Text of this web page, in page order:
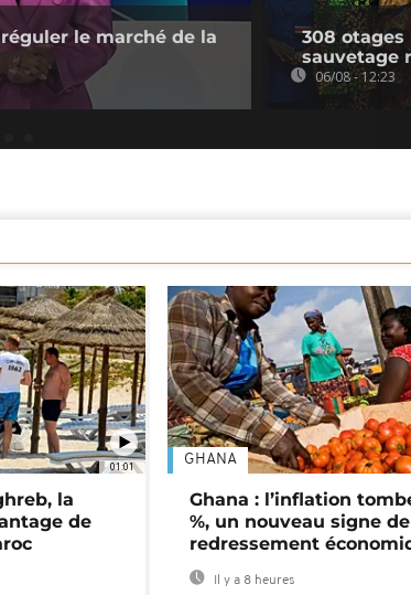
le marché de la
308 otages
sauvetage
06/08 - 12:23
01:01
la
de
GHANA
Ghana : l’inflation
%, un nouveau signe de
redressement
Il y a 8 heures